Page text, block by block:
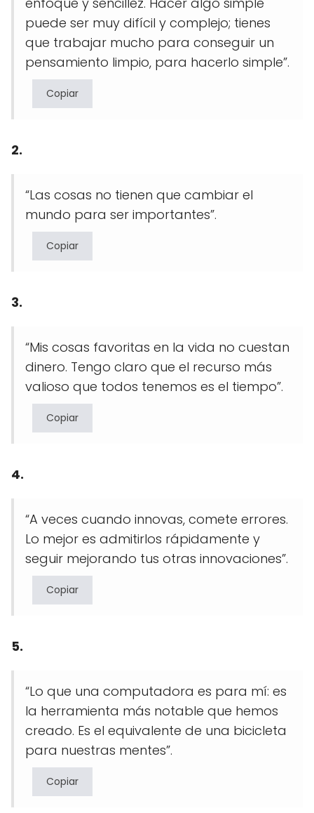
puede ser muy difícil y complejo; tienes
que trabajar mucho para conseguir un
pensamiento limpio, para hacerlo simple”.
Copiar
2.
“Las cosas no tienen que cambiar el
mundo para ser importantes”.
Copiar
3.
“Mis cosas favoritas en la vida no cuestan
dinero. Tengo claro que el recurso más
valioso que todos tenemos es el tiempo”.
Copiar
4.
“A veces cuando innovas, comete errores.
Lo mejor es admitirlos rápidamente y
seguir mejorando tus otras innovaciones”.
Copiar
5.
“Lo que una computadora es para mí: es
la herramienta más notable que hemos
creado. Es el equivalente de una bicicleta
para nuestras mentes”.
Copiar